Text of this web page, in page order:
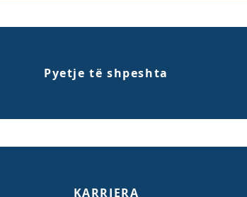
Pyetje të shpeshta
KARRIERA